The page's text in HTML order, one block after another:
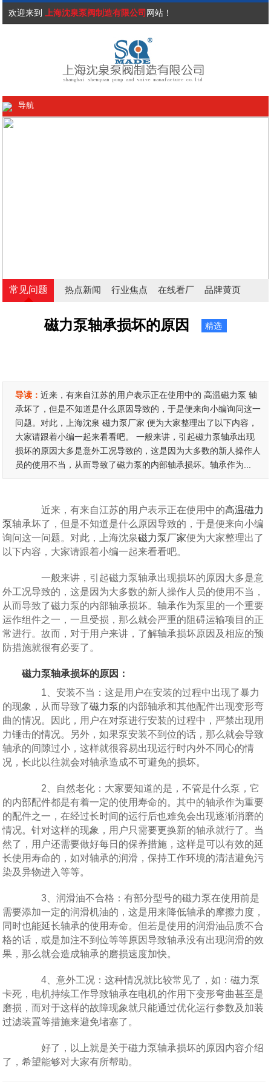
欢迎来到 上海沈泉泵阀制造有限公司 网站！
导航
常见问题 热点新闻 行业焦点 在线看厂 品牌黄页
磁力泵轴承损坏的原因 精选
导读：近来，有来自江苏的用户表示正在使用中的 高温磁力泵 轴
承坏了，但是不知道是什么原因导致的，于是便来向小编询问这一
问题。对此，上海沈泉 磁力泵厂家 便为大家整理出了以下内容，
大家请跟着小编一起来看看吧。 一般来讲，引起磁力泵轴承出现
损坏的原因大多是意外工况导致的，这是因为大多数的新人操作人
员的使用不当，从而导致了磁力泵的内部轴承损坏。轴承作为...
近来，有来自江苏的用户表示正在使用中的高温磁力
泵轴承坏了，但是不知道是什么原因导致的，于是便来向小编
询问这一问题。对此，上海沈泉磁力泵厂家便为大家整理出了
以下内容，大家请跟着小编一起来看看吧。
一般来讲，引起磁力泵轴承出现损坏的原因大多是意
外工况导致的，这是因为大多数的新人操作人员的使用不当，
从而导致了磁力泵的内部轴承损坏。轴承作为泵里的一个重要
运作组件之一，一旦受损，那么就会严重的阻碍运输项目的正
常进行。故而，对于用户来讲，了解轴承损坏原因及相应的预
防措施就很有必要了。
磁力泵轴承损坏的原因：
1、安装不当：这是用户在安装的过程中出现了暴力
的现象，从而导致了磁力泵的内部轴承和其他配件出现变形弯
曲的情况。因此，用户在对泵进行安装的过程中，严禁出现用
力锤击的情况。另外，如果泵安装不到位的话，那么就会导致
轴承的间隙过小，这样就很容易出现运行时内外不同心的情
况，长此以往就会对轴承造成不可避免的损坏。
2、自然老化：大家要知道的是，不管是什么泵，它
的内部配件都是有着一定的使用寿命的。其中的轴承作为重要
的配件之一，在经过长时间的运行后也难免会出现逐渐消磨的
情况。针对这样的现象，用户只需要更换新的轴承就行了。当
然了，用户还需要做好每日的保养措施，这样是可以有效的延
长使用寿命的，如对轴承的润滑，保持工作环境的清洁避免污
染及异物进入等等。
3、润滑油不合格：有部分型号的磁力泵在使用前是
需要添加一定的润滑机油的，这是用来降低轴承的摩擦力度，
同时也能延长轴承的使用寿命。但若是使用的润滑油品质不合
格的话，或是加注不到位等等原因导致轴承没有出现润滑的效
果，那么就会造成轴承的磨损速度加快。
4、意外工况：这种情况就比较常见了，如：磁力泵
卡死，电机持续工作导致轴承在电机的作用下变形弯曲甚至是
磨损，而对于这样的故障现象就只能通过优化运行参数及加装
过滤装置等措施来避免堵塞了。
好了，以上就是关于磁力泵轴承损坏的原因内容介绍
了，希望能够对大家有所帮助。